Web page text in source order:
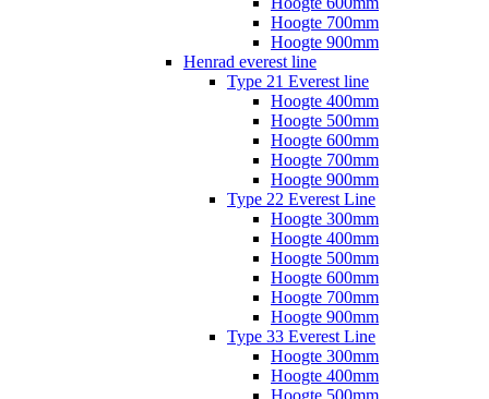
Hoogte 700mm
Hoogte 900mm
Henrad everest line
Type 21 Everest line
Hoogte 400mm
Hoogte 500mm
Hoogte 600mm
Hoogte 700mm
Hoogte 900mm
Type 22 Everest Line
Hoogte 300mm
Hoogte 400mm
Hoogte 500mm
Hoogte 600mm
Hoogte 700mm
Hoogte 900mm
Type 33 Everest Line
Hoogte 300mm
Hoogte 400mm
Hoogte 500mm